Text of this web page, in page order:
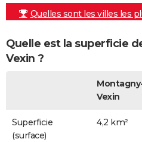
Quelles sont les villes les
Quelle est la superficie
Vexin ?
Vexin
Superficie
(surface)
4,2 km²